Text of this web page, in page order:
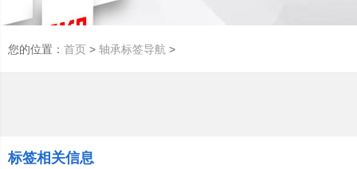
您的位置： 首页 > 轴承标签导航 >
标签相关信息